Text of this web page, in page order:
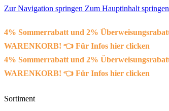
Zur Navigation springen Zum Hauptinhalt springen
4% Sommerrabatt und 2%
WARENKORB! 👈 Für Infos hier clicken
4% Sommerrabatt und 2%
WARENKORB! 👈 Für Infos hier clicken
Sortiment